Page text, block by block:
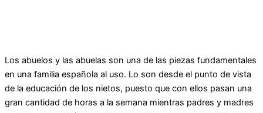
Los abuelos y las abuelas son una de las piezas fundamentales
en una familia española al uso. Lo son desde el punto de vista
de la educación de los nietos, puesto que con ellos pasan una
gran cantidad de horas a la semana mientras padres y madres